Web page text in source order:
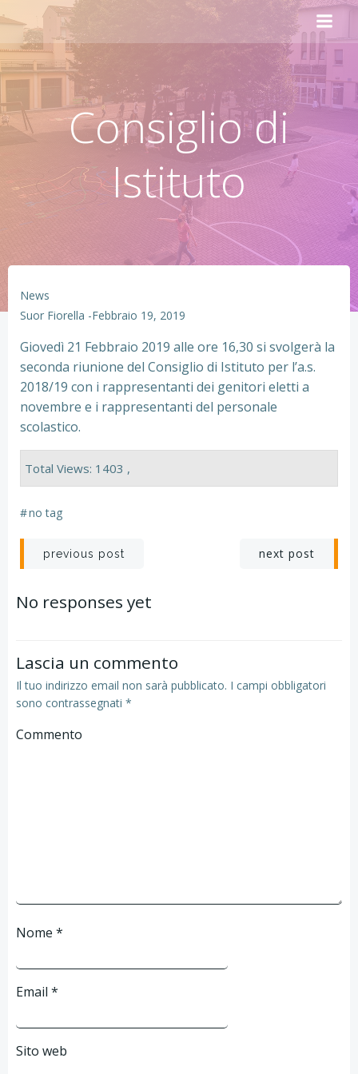
Vai
contenuto
Consiglio di
Istituto
News
Suor Fiorella -Febbraio 19, 2019
Giovedì 21 Febbraio 2019 alle ore 16,30 si svolgerà la
seconda riunione del Consiglio di Istituto per l’a.s.
2018/19 con i rappresentanti dei genitori eletti a
novembre e i rappresentanti del personale
scolastico.
Total Views: 1403 ,
#no tag
Navigazione
articoli
previous post
Navigazione
next post
No responses yet
Lascia un commento
Il tuo indirizzo email non sarà pubblicato. I campi obbligatori
sono contrassegnati *
Commento
Nome *
Email *
Sito web